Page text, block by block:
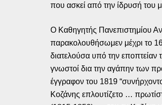
που ασκεί από την ίδρυσή του
Ο Καθηγητής Πανεπιστημίου
παρακολουθήσωμεν μέχρι το
διατελούσα υπό την εποπτείαν
γνωστοί δια την αγάπην των
έγγραφον του 1819
Κοζάνης επλουτίζετο …